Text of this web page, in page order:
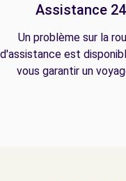
Assistance
Un problème sur la
d'assistance est
vous garantir un